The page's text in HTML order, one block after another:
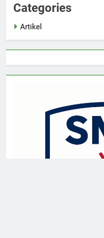
Categories
Artikel